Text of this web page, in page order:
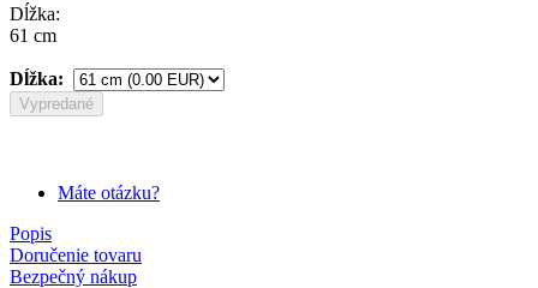
Dĺžka:
61 cm
Dĺžka:
Vypredané
Máte otázku?
Popis
Doručenie tovaru
Bezpečný nákup